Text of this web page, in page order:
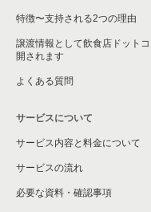
特徴〜支持される2つの理由
譲渡情報として飲食店ドット
開されます
よくある質問
サービスについて
サービス内容と料金について
サービスの流れ
必要な資料・確認事項